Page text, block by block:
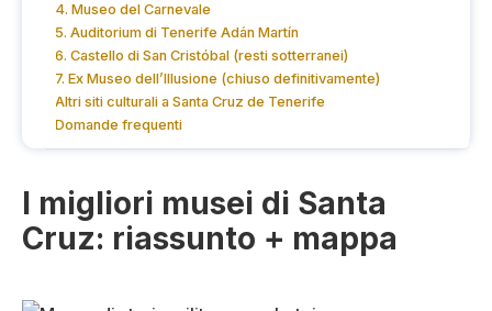
4. Museo del Carnevale
5. Auditorium di Tenerife Adán Martín
6. Castello di San Cristóbal (resti sotterranei)
7. Ex Museo dell’Illusione (chiuso definitivamente)
Altri siti culturali a Santa Cruz de Tenerife
Domande frequenti
I migliori musei di Santa
Cruz: riassunto + mappa